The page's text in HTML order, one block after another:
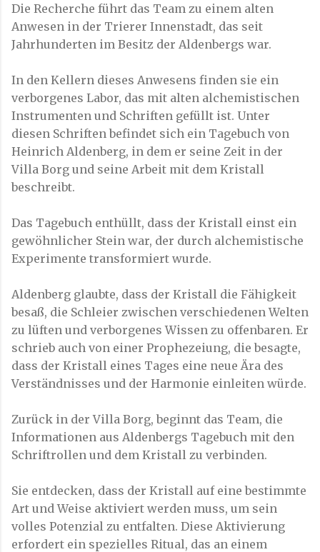
Die Recherche führt das Team zu einem alten
Anwesen in der Trierer Innenstadt, das seit
Jahrhunderten im Besitz der Aldenbergs war.
In den Kellern dieses Anwesens finden sie ein
verborgenes Labor, das mit alten alchemistischen
Instrumenten und Schriften gefüllt ist. Unter
diesen Schriften befindet sich ein Tagebuch von
Heinrich Aldenberg, in dem er seine Zeit in der
Villa Borg und seine Arbeit mit dem Kristall
beschreibt.
Das Tagebuch enthüllt, dass der Kristall einst ein
gewöhnlicher Stein war, der durch alchemistische
Experimente transformiert wurde.
Aldenberg glaubte, dass der Kristall die Fähigkeit
besaß, die Schleier zwischen verschiedenen Welten
zu lüften und verborgenes Wissen zu offenbaren. Er
schrieb auch von einer Prophezeiung, die besagte,
dass der Kristall eines Tages eine neue Ära des
Verständnisses und der Harmonie einleiten würde.
Zurück in der Villa Borg, beginnt das Team, die
Informationen aus Aldenbergs Tagebuch mit den
Schriftrollen und dem Kristall zu verbinden.
Sie entdecken, dass der Kristall auf eine bestimmte
Art und Weise aktiviert werden muss, um sein
volles Potenzial zu entfalten. Diese Aktivierung
erfordert ein spezielles Ritual, das an einem